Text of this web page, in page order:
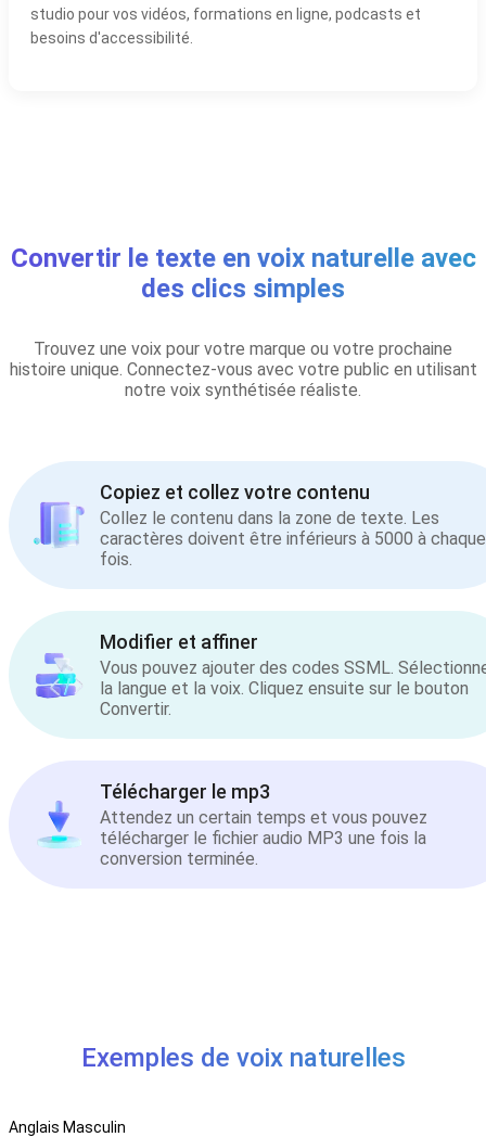
studio pour vos vidéos, formations en ligne, podcasts et
besoins d'accessibilité.
Convertir le texte en voix naturelle avec
des clics simples
Trouvez une voix pour votre marque ou votre prochaine
histoire unique. Connectez-vous avec votre public en utilisant
notre voix synthétisée réaliste.
Copiez et collez votre contenu
Collez le contenu dans la zone de texte. Les
caractères doivent être inférieurs à 5000 à chaque
fois.
Modifier et affiner
Vous pouvez ajouter des codes SSML.
la langue et la voix. Cliquez ensuite sur le bouton
Convertir.
Télécharger le mp3
Attendez un certain temps et vous pouvez
télécharger le fichier audio MP3 une fois la
conversion terminée.
Exemples de voix naturelles
Anglais Masculin